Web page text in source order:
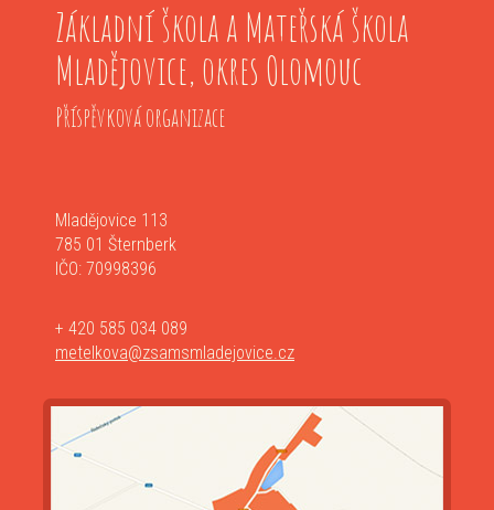
Základní škola a Mateřská škola
Mladějovice, okres Olomouc
Příspěvková organizace
Mladějovice 113
785 01 Šternberk
IČO: 70998396
+ 420 585 034 089
metelkova@zsamsmladejovice.cz